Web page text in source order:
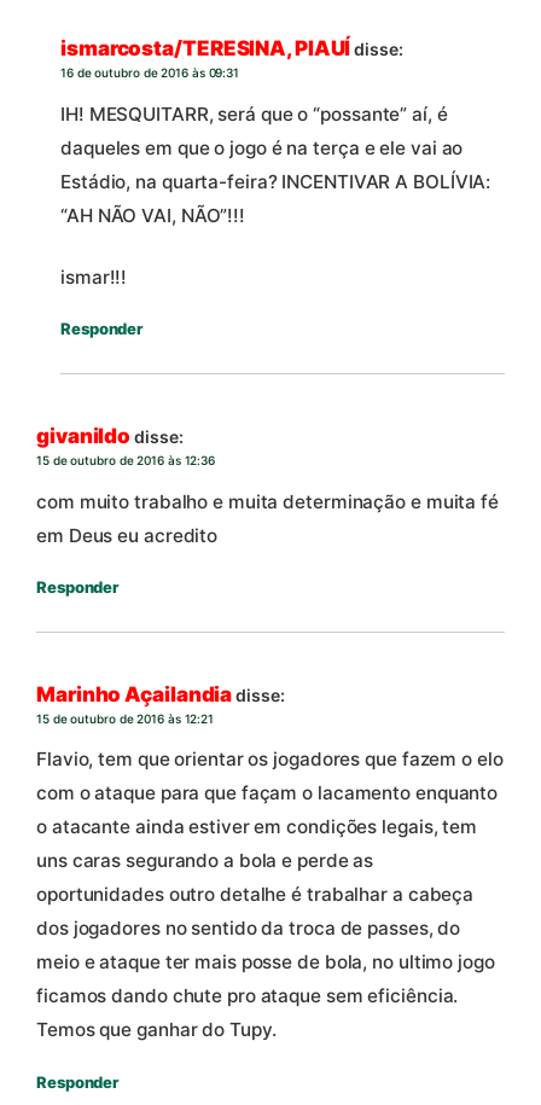
ismarcosta/TERESINA, PIAUÍdisse:
16 de outubro de 2016 às 09:31
IH! MESQUITARR, será que o “possante” aí, é
daqueles em que o jogo é na terça e ele vai ao
Estádio, na quarta-feira? INCENTIVAR A BOLÍVIA:
“AH NÃO VAI, NÃO”!!!
ismar!!!
Responder
givanildo disse:
15 de outubro de 2016 às 12:36
com muito trabalho e muita determinação e muita fé
em Deus eu acredito
Responder
Marinho Açailandiadisse:
15 de outubro de 2016 às 12:21
Flavio, tem que orientar os jogadores que fazem o elo
com o ataque para que façam o lacamento enquanto
o atacante ainda estiver em condições legais, tem
uns caras segurando a bola e perde as
oportunidades outro detalhe é trabalhar a cabeça
dos jogadores no sentido da troca de passes, do
meio e ataque ter mais posse de bola, no ultimo jogo
ficamos dando chute pro ataque sem eficiência.
Temos que ganhar do Tupy.
Responder